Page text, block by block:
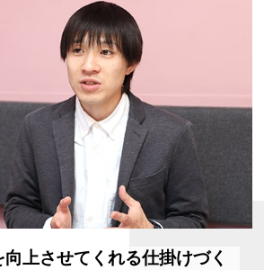
上させてくれる仕掛けづく